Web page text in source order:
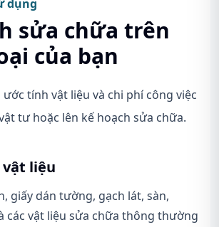
dụng
sửa chữa trên
của bạn
tính vật liệu và chi phí công việc
tư hoặc lên kế hoạch sửa chữa.
liệu
giấy dán tường, gạch lát, sàn,
các vật liệu sửa chữa thông thường